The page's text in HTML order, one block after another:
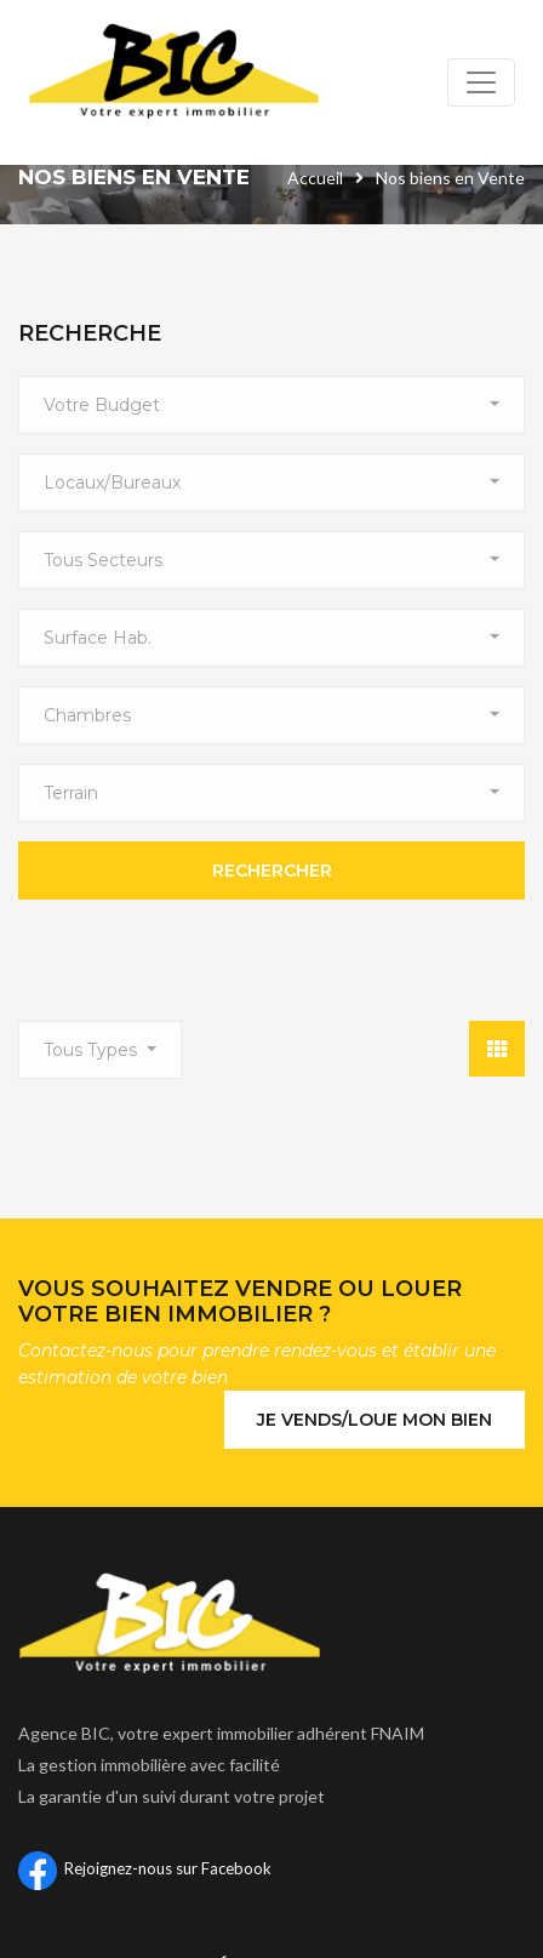
NOS BIENS EN VENTE Accueil Nos biens en Vente
RECHERCHE
Votre Budget
Locaux/bureaux
Tous Secteurs
Surface Hab.
Chambres
Terrain
RECHERCHER
Tous Types
VOUS SOUHAITEZ VENDRE OU LOUER
VOTRE BIEN IMMOBILIER ?
Contactez-nous pour prendre rendez-vous et établir une
estimation de votre bien
JE VENDS/LOUE MON BIEN
Agence BIC, votre expert immobilier adhérent FNAIM
La gestion immobilière avec facilité
La garantie d'un suivi durant votre projet
Rejoignez-nous sur Facebook